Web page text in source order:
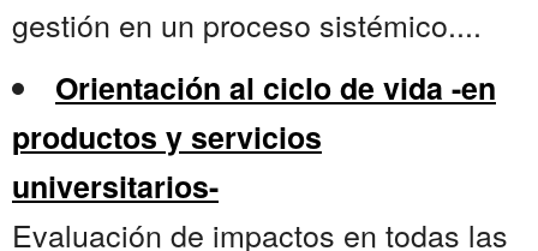
gestión en un proceso sistémico....
Orientación al ciclo de vida -en
productos y servicios
universitarios-
Evaluación de impactos en todas las